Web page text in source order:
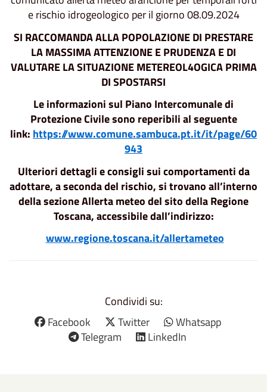
e rischio idrogeologico per il giorno 08.09.2024
SI RACCOMANDA ALLA POPOLAZIONEDI PRESTARE
LA MASSIMA ATTENZIONE E PRUDENZA E DI
VALUTARE LA SITUAZIONE METEREOL4OGICA PRIMA
DI SPOSTARSI
Le informazioni sul Piano Intercomunale di
Protezione Civile sono reperibili al seguente
link: https://www.comune.sambuca.pt.it/it/page/60
943
Ulteriori dettagli e consigli sui comportamenti da
adottare, a seconda del rischio, si trovano all’interno
della sezione Allerta meteo del sito della Regione
Toscana, accessibile dall’indirizzo:
www.regione.toscana.it/allertameteo
Condividi su:
Facebook
Twitter
Whatsapp
Telegram
LinkedIn